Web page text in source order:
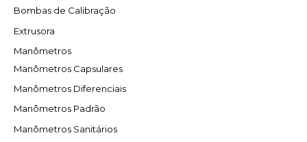
Bombas de Calibração
Extrusora
Manômetros
Manômetros Capsulares
Manômetros Diferenciais
Manômetros Padrão
Manômetros Sanitários